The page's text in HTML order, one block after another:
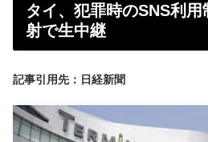
タイ、犯罪時のSNS利
射で生中継
記事引用先：日経新聞